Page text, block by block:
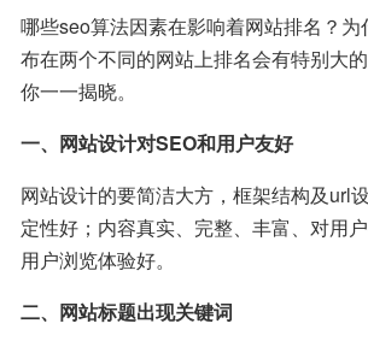
哪些seo算法因素在影响着网站排名？
布在两个不同的网站上排名会有特别大
你一一揭晓。
一、网站设计对SEO和用户友好
网站设计的要简洁大方，框架结构及url
定性好；内容真实、完整、丰富、对用
用户浏览体验好。
二、网站标题出现关键词